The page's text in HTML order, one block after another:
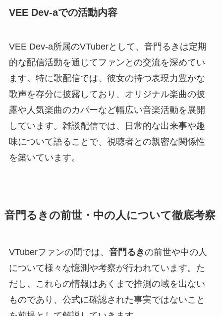
VEE Dev-aでの活動内容
VEE Dev-a所属のVTuberとして、音門るきは定期
的な配信活動を通じてファンとの交流を深めてい
ます。特に歌配信では、彼女の持つ表現力豊かな
歌声を存分に披露しており、オリジナル楽曲の披
露や人気楽曲のカバーなど幅広い音楽活動を展開
しています。雑談配信では、日常的な出来事や趣
味について語ることで、視聴者との親密な関係性
を築いています。
音門るきの前世・中の人について徹底考察
VTuberファンの間では、 音門るきの前世や中の人
について様々な憶測や考察が行われています。た
だし、これらの情報はあくまで推測の域を出ない
ものであり、公式に確認された事実ではないこと